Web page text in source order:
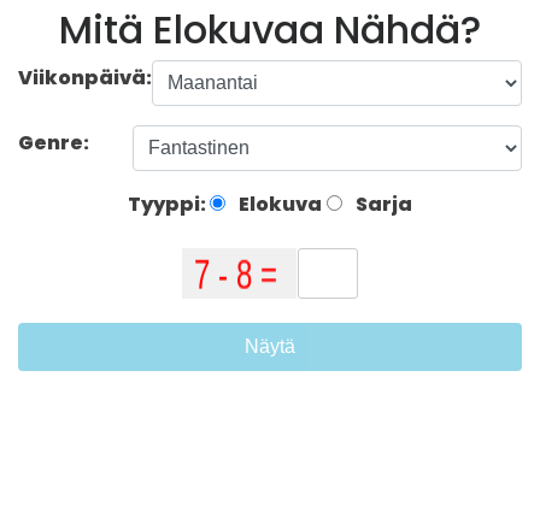
Mitä Elokuvaa Nähdä?
Viikonpäivä:
Genre:
Tyyppi: Elokuva Sarja
Näytä